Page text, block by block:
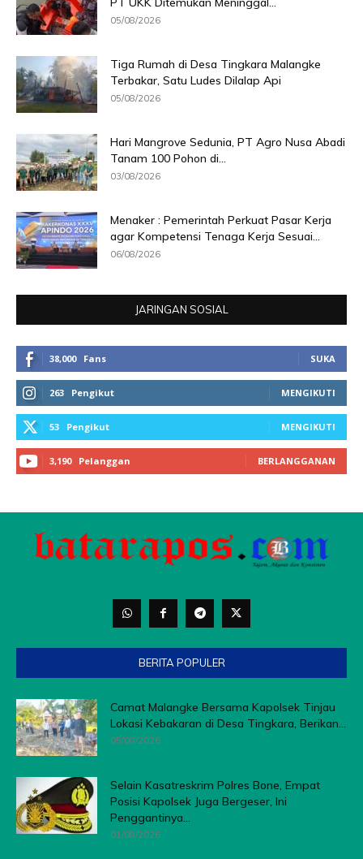
BERITA POPULER
Camat Malangke Bersama Kapolsek Tinjau
Lokasi Kebakaran di Desa Tingkara, Berikan...
05/08/2026
Selain Kasatreskrim Polres Bone, Empat
Posisi Kapolsek Juga Bergeser, Ini
Penggantinya...
01/08/2026